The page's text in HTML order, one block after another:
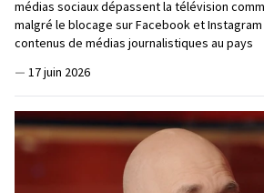
médias sociaux dépassent la télévision
malgré le blocage sur Facebook et
contenus de médias journalistiques au pays
— 17 juin 2026